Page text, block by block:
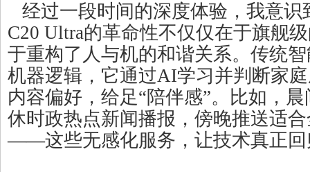
经过一段时间的深度体验，我意识
C20 Ultra的革命性不仅仅在于旗舰
于重构了人与机的和谐关系。传统
机器逻辑，它通过AI学习并判断家
内容偏好，给足“陪伴感”。比如，
休时政热点新闻播报，傍晚推送适
——这些无感化服务，让技术真正回